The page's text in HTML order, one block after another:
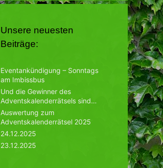
Unsere neuesten
Beiträge:
Eventankündigung – Sonntags
am Imbissbus
Und die Gewinner des
Adventskalenderrätsels sind…
Auswertung zum
Adventskalenderrätsel 2025
24.12.2025
23.12.2025